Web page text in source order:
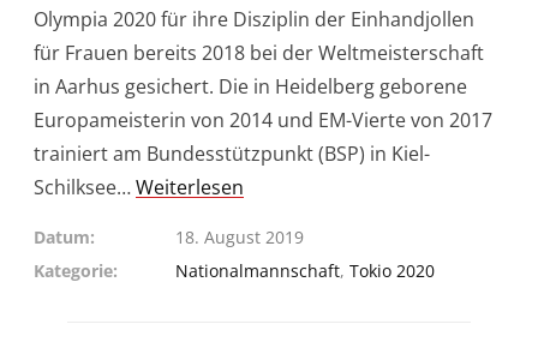
Olympia 2020 für ihre Disziplin der Einhandjollen
für Frauen bereits 2018 bei der Weltmeisterschaft
in Aarhus gesichert. Die in Heidelberg geborene
Europameisterin von 2014 und EM-Vierte von 2017
trainiert am Bundesstützpunkt (BSP) in Kiel-
Schilksee…Weiterlesen
Datum
18. August 2019
Kategorie
Nationalmannschaft, Tokio 2020